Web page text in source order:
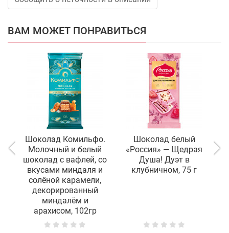
ВАМ МОЖЕТ ПОНРАВИТЬСЯ
Шоколад Комильфо.
Молочный и белый
шоколад с вафлей, со
вкусами миндаля и
солёной карамели,
декорированный
миндалём и
арахисом, 102гр
Шоколад белый
«Россия» — Щедрая
Душа! Дуэт в
клубничном, 75 г